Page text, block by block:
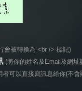
會被轉換為 <br /> 標記)
(將你的姓名及Email及網址
者可以直接寫訊息給你(不